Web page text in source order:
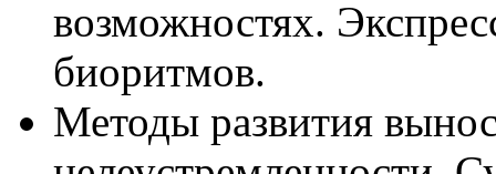
возможностях.
биоритмов.
Методы развития